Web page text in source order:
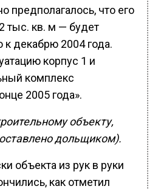
предполагалось, что его
тыс. кв. м — будет
декабрю 2004 года.
корпус 1 и
комплекс
2005 года».
объекту,
дольщиком).
объекта из рук в руки
как отметил